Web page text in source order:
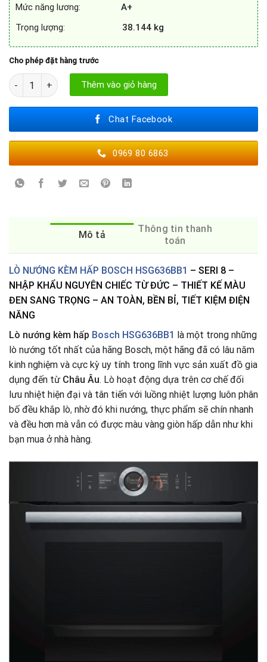
Mức năng lương: A+
Trọng lượng: 38.144 kg
Cho phép đặt hàng trước
LÒ NƯỚNG KÈM HẤP BOSCH HSG636BB1 số lượng
Thêm vào giỏ hàng
Chat Facebook
0969 80 6863
Mô tả
Thông tin thanh
toán
LÒ NƯỚNG KÈM HẤP BOSCH HSG636BB1 – SERI 8 –
NHẬP KHẨU NGUYÊN CHIẾC TỪ ĐỨC – THIẾT KẾ MÀU
ĐEN SANG TRỌNG – AN TOÀN, BỀN BỈ, TIẾT KIỆM ĐIỆN
NĂNG
Lò nướng kèm hấp Bosch HSG636BB1
là một trong những
lò nướng tốt nhất của hãng Bosch, một hãng đã có lâu năm
kinh nghiệm và cực kỳ uy tính trong lĩnh vực sản xuất đồ gia
dụng đến từ Châu Âu. Lò hoạt động dựa trên cơ chế đối
lưu nhiệt hiện đại và tân tiến với luồng nhiệt lượng luôn phân
bố đều khắp lò, nhờ đó khi nướng, thực phẩm sẽ chín nhanh
và đều hơn mà vẫn có được màu vàng giòn hấp dẫn như khi
bạn mua ở nhà hàng.